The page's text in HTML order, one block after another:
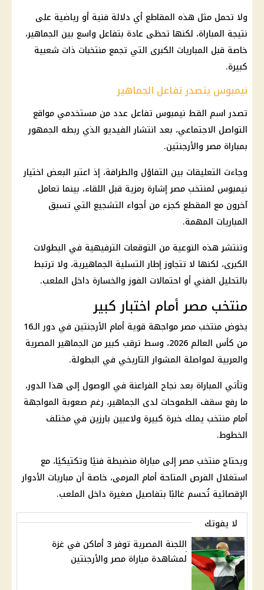
ولا تحمل مثل هذه المقاطع أي دلالة فنية أو رياضية على
نتيجة المباراة، لكنها تحظى عادة بتفاعل واسع بين الجماهير،
خاصة قبل المباريات الكبرى التي تجمع منتخبات ذات شعبية
كبيرة.
نيمبوس يتصدر تفاعل الجماهير
تصدر اسم القط نيمبوس تفاعل عدد من مستخدمي مواقع
التواصل الاجتماعي، بعد انتشار الفيديو الذي ربطه الجمهور
بمباراة مصر والأرجنتين.
وجاءت التعليقات بين التفاؤل والطرافة، إذ اعتبر البعض اختيار
نيمبوس لمنتخب مصر إشارة رمزية قبل اللقاء، بينما تعامل
آخرون مع المقطع كجزء من أجواء التشجيع التي تسبق
المباريات المهمة.
وتنتشر هذه النوعية من التوقعات الترفيهية في البطولات
الكبرى، لكنها لا تتجاوز إطار التسلية الجماهيرية، ولا ترتبط
بالتحليل الفني أو احتمالات الفوز والخسارة داخل الملعب.
منتخب مصر أمام اختبار كبير
يخوض منتخب مصر مواجهة قوية أمام الأرجنتين في دور الـ16
من كأس العالم 2026، وسط ترقب كبير من الجماهير المصرية
والعربية لمواصلة المشوار التاريخي في البطولة.
وتأتي المباراة بعد نجاح الفراعنة في الوصول إلى هذا الدور،
ما رفع سقف الطموحات لدى الجماهير، رغم صعوبة المواجهة
أمام منتخب يملك خبرة كبيرة ولاعبين بارزين في مختلف
الخطوط.
ويحتاج منتخب مصر إلى مباراة منضبطة فنيًا وتكتيكيًا، مع
استغلال الفرص المتاحة أمام المرمى، خاصة أن مباريات الأدوار
الإقصائية تُحسم غالبًا بتفاصيل صغيرة داخل الملعب.
لا يفوتك
اللجنة المصرية توفر 3 أماكن في غزة
لمشاهدة مباراة مصر والأرجنتين